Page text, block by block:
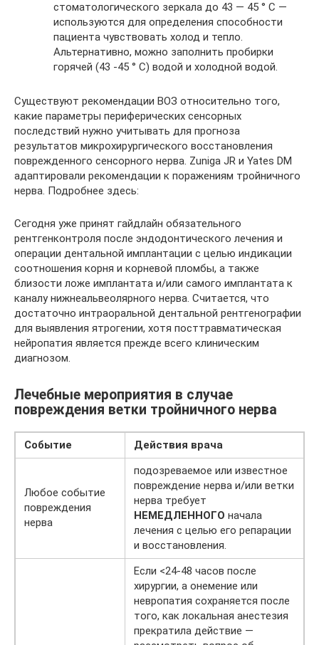
стоматологического зеркала до 43 — 45 ° C —
используются для определения способности
пациента чувствовать холод и тепло.
Альтернативно, можно заполнить пробирки
горячей (43 -45 ° C) водой и холодной водой.
Существуют рекомендации ВОЗ относительно того,
какие параметры периферических сенсорных
последствий нужно учитывать для прогноза
результатов микрохирургического восстановления
поврежденного сенсорного нерва. Zuniga JR и Yates DM
адаптировали рекомендации к поражениям тройничного
нерва. Подробнее здесь:
Сегодня уже принят гайдлайн обязательного
рентгенконтроля после эндодонтического лечения и
операции дентальной имплантации с целью индикации
соотношения корня и корневой пломбы, а также
близости ложе имплантата и/или самого имплантата к
каналу нижнеальвеолярного нерва. Считается, что
достаточно интраоральной дентальной рентгенографии
для выявления ятрогении, хотя посттравматическая
нейропатия является прежде всего клиническим
диагнозом.
Лечебные мероприятия в случае
повреждения ветки тройничного нерва
Событие Действия врача
Любое событие
повреждения
нерва
подозреваемое или известное
повреждение нерва и/или ветки
нерва требует
НЕМЕДЛЕННОГО начала
лечения с целью его репарации
и восстановления.
Если <24-48 часов после
хирургии, а онемение или
невропатия сохраняется после
того, как локальная анестезия
прекратила действие —